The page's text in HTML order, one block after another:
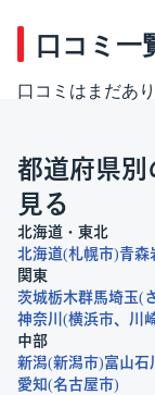
口コミ一
口コミはまだあり
都道府県別
見る
北海道・東北
北海道 札幌市 青森
関東
茨城栃木群馬埼玉
神奈川
横浜市 川
中部
新潟 新潟市 富山石
愛知 名古屋市